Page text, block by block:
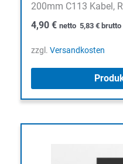
200mm C113 Kabel,
4,90 € netto 5,83 € brutto
zzgl. Versandkosten